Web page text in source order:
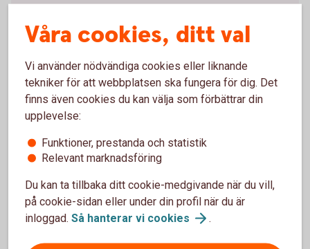
Viktig information
Bankgironummer och Plusgironummer kommer
OCR som fakturareferens kvarstår
Det blir obligatoriskt att ange
betalningsmottagarens namn vid
kontoöverföringar, löneutbetalningar och vid
Fler viktiga
förändringar finns
lite längre ner på
sidan!
Våra cookies, ditt val
Vi använder nödvändiga cookies eller liknande
tekniker för att webbplatsen ska fungera för dig. Det
finns även cookies du kan välja som förbättrar din
upplevelse:
Funktioner, prestanda och statistik
Relevant marknadsföring
Du kan ta tillbaka ditt cookie-medgivande när du vill,
på cookie-sidan eller under din profil när du är
inloggad. Så hanterar vi cookies .